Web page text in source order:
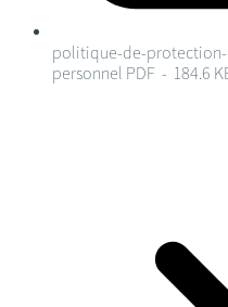
politique-de-protection-
personnel PDF - 184.6